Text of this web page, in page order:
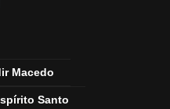
Macedo
Santo